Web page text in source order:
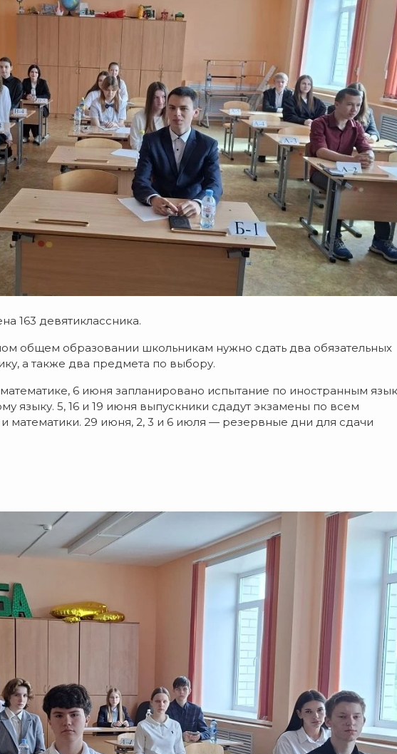
163 девятиклассника.
общем образовании школьникам нужно сдать два обязательных
а также два предмета по выбору.
6 июня запланировано испытание по иностранным
языку. 5, 16 и 19 июня выпускники сдадут экзамены по всем
математики. 29 июня, 2, 3 и 6 июля — резервные дни для сдачи